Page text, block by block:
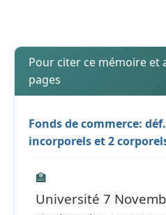
Pour citer ce mémoire et
pages
Fonds de commerce:
incorporels et 2
🏫
Université 7